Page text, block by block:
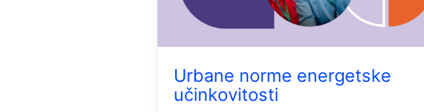
Urbane norme energetske
učinkovitosti